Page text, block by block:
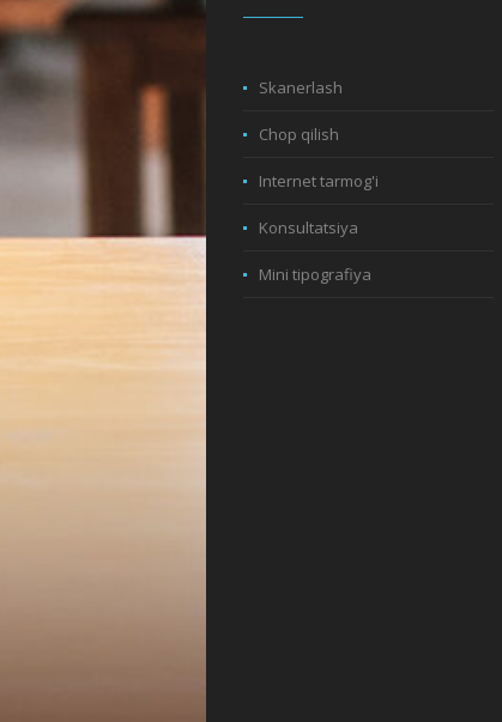
Skanerlash
Chop qilish
Internet tarmog'i
Konsultatsiya
Mini tipografiya